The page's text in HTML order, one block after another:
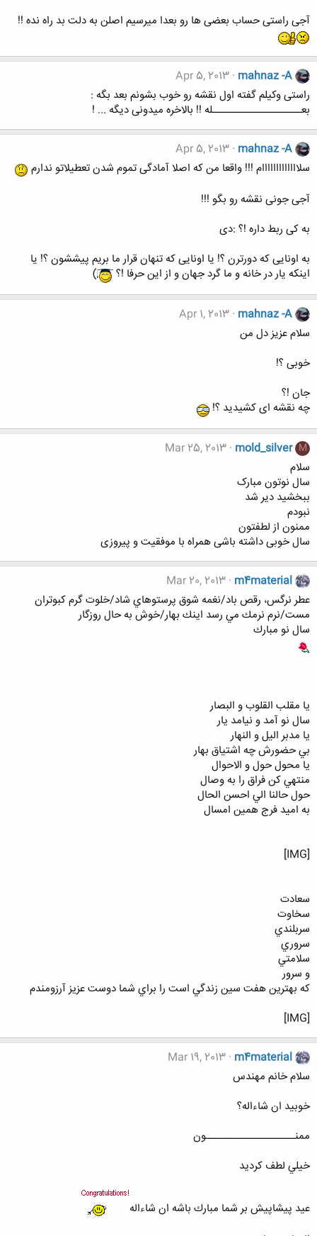
آجی راستی حساب بعضی ها رو بعدا میرسیم اصلن به دلت بد راه نده !!
mahnaz -A
Apr 5, 2013
راستی وکیلم گفته اول نقشه رو خوب بشونم بعد بگه :
بعـــــــــــــــــــــله !! بالاخره میدونی دیگه ... !
mahnaz -A
Apr 5, 2013
سلااااااااااااام !!! واقعا من که اصلا آمادگی تموم شدن تعطیلاتو ندارم
آجی جونی نقشه رو بگو !!!
به کی ربط داره !؟ :دی
به اونایی که دورترن ؟! یا اونایی که تنهان قرار ما بریم پیششون ؟! یا
اینکه یار در خانه و ما گرد جهان و از این حرفا !؟
)
mahnaz -A
Apr 1, 2013
سلام عزیز دل من
خوبی ؟!
جان !؟
چه نقشه ای کشیدید ؟!
M
mold_silver
Mar 25, 2013
سلام
سال نوتون مبارک
ببخشید دیر شد
نبودم
ممنون از لطفتون
سال خوبی داشته باشی همراه با موفقیت و پیروزی
m4material
Mar 20, 2013
عطر نرگس، رقص باد/نغمه شوق پرستوهاي شاد/خلوت گرم كبوتران
مست/نرم نرمك مي رسد اينك بهار/خوش به حال روزگار
سال نو مبارك
يا مقلب القلوب و البصار
سال نو آمد و نيامد يار
يا مدبر اليل و النهار
بي حضورش چه اشتياق بهار
يا محول حول و الاحوال
منتهي كن فراق را به وصال
حول حالنا الي احسن الحال
به اميد فرج همين امسال
[IMG]
سعادت
سخاوت
سربلندي
سروري
سلامتي
و سرور
كه بهترين هفت سين زندگي است را براي شما دوست عزيز آرزومندم
[IMG]
m4material
Mar 19, 2013
سلام خانم مهندس
خوبيد ان شاءاله؟
ممنـــــــــــــــــــــون
خيلي لطف كرديد
عيد پيشاپيش بر شما مبارك باشه ان شاءاله